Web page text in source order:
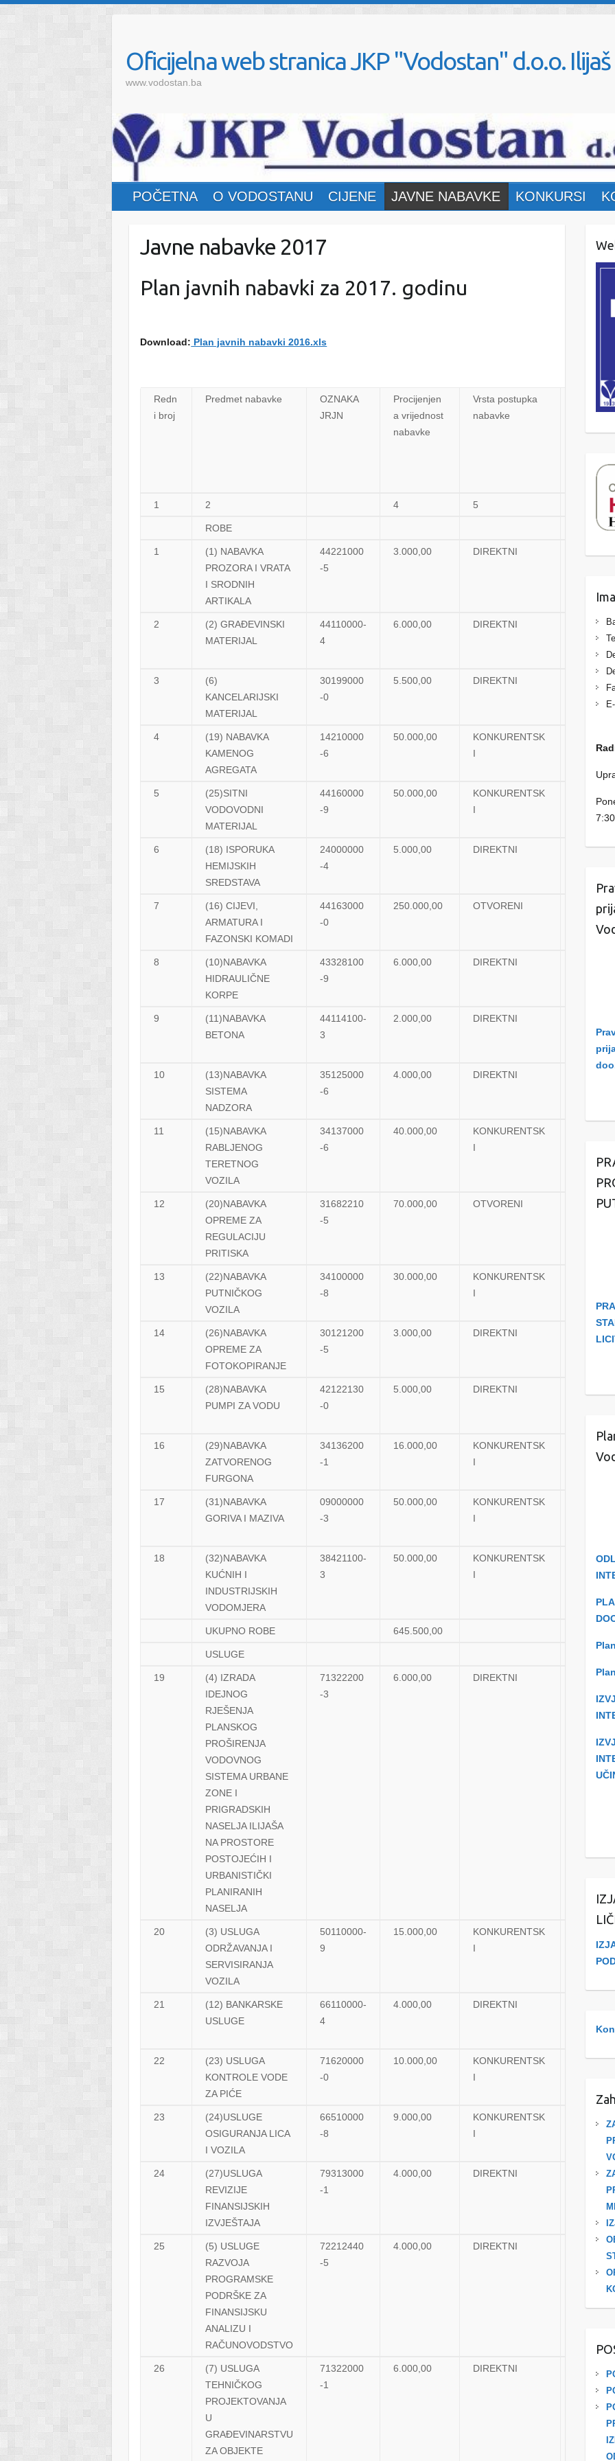
Oficijelna web stranica JKP "Vodostan" d.o.o. Ilijaš
www.vodostan.ba
POČETNA O VODOSTANU CIJENE JAVNE NABAVKE KONKURSI
Javne nabavke 2017
Plan javnih nabavki za 2017. godinu
Download: Plan javnih nabavki 2016.xls
Redn
i broj
Predmet nabavke
OZNAKA
JRJN
Procijenjen
a vrijednost
nabavke
Vrsta postupka
nabavke
Sklapa li
Ugovor ili
sporazu
1 2 4 5
ROBE
1
(1) NABAVKA
PROZORA I VRATA
I SRODNIH
ARTIKALA
44221000
-5
3.000,00 DIREKTNI
2
(2) GRAĐEVINSKI
MATERIJAL
44110000-
4
6.000,00 DIREKTNI
3
(6)
KANCELARIJSKI
MATERIJAL
30199000
-0
5.500,00 DIREKTNI
4
(19) NABAVKA
KAMENOG
AGREGATA
14210000
-6
50.000,00
KONKURENTSK
I
5
(25)SITNI
VODOVODNI
MATERIJAL
44160000
-9
50.000,00
KONKURENTSK
I
6
(18) ISPORUKA
HEMIJSKIH
SREDSTAVA
24000000
-4
5.000,00 DIREKTNI
7
(16) CIJEVI,
ARMATURA I
FAZONSKI KOMADI
44163000
-0
250.000,00 OTVORENI
OKVIRNI
8
(10)NABAVKA
HIDRAULIČNE
KORPE
43328100
-9
6.000,00 DIREKTNI
9
(11)NABAVKA
BETONA
44114100-
3
2.000,00 DIREKTNI
10
(13)NABAVKA
SISTEMA
NADZORA
35125000
-6
4.000,00 DIREKTNI
11
(15)NABAVKA
RABLJENOG
TERETNOG
VOZILA
34137000
-6
40.000,00
KONKURENTSK
I
12
(20)NABAVKA
OPREME ZA
REGULACIJU
PRITISKA
31682210
-5
70.000,00 OTVORENI
13
(22)NABAVKA
PUTNIČKOG
VOZILA
34100000
-8
30.000,00
KONKURENTSK
I
14
(26)NABAVKA
OPREME ZA
FOTOKOPIRANJE
30121200
-5
3.000,00 DIREKTNI
15
(28)NABAVKA
PUMPI ZA VODU
42122130
-0
5.000,00 DIREKTNI
16
(29)NABAVKA
ZATVORENOG
FURGONA
34136200
-1
16.000,00
KONKURENTSK
I
17
(31)NABAVKA
GORIVA I MAZIVA
09000000
-3
50.000,00
KONKURENTSK
I
18
(32)NABAVKA
KUĆNIH I
INDUSTRIJSKIH
VODOMJERA
38421100-
3
50.000,00
KONKURENTSK
I
OKVIRNI
UKUPNO ROBE 645.500,00
USLUGE
19
(4) IZRADA
IDEJNOG
RJEŠENJA
PLANSKOG
PROŠIRENJA
VODOVNOG
SISTEMA URBANE
ZONE I
PRIGRADSKIH
NASELJA ILIJAŠA
NA PROSTORE
POSTOJEĆIH I
URBANISTIČKI
PLANIRANIH
NASELJA
71322200
-3
6.000,00 DIREKTNI UGOVOR
20
(3) USLUGA
ODRŽAVANJA I
SERVISIRANJA
VOZILA
50110000-
9
15.000,00
KONKURENTSK
I
21
(12) BANKARSKE
USLUGE
66110000-
4
4.000,00 DIREKTNI
22
(23) USLUGA
KONTROLE VODE
ZA PIĆE
71620000
-0
10.000,00
KONKURENTSK
I
23
(24)USLUGE
OSIGURANJA LICA
I VOZILA
66510000
-8
9.000,00
KONKURENTSK
I
24
(27)USLUGA
REVIZIJE
FINANSIJSKIH
IZVJEŠTAJA
79313000
-1
4.000,00 DIREKTNI
25
(5) USLUGE
RAZVOJA
PROGRAMSKE
PODRŠKE ZA
FINANSIJSKU
ANALIZU I
RAČUNOVODSTVO
72212440
-5
4.000,00 DIREKTNI
26
(7) USLUGA
TEHNIČKOG
PROJEKTOVANJA
U
GRAĐEVINARSTVU
ZA OBJEKTE
71322000
-1
6.000,00 DIREKTNI